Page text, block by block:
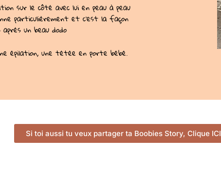
sur le côté avec lui en peau à peau
particulièrement et c’est la façon
un beau dodo
épilation, une tétée en porte bébé.
Si toi aussi tu veux partager ta Boobies Story, Clique ICI